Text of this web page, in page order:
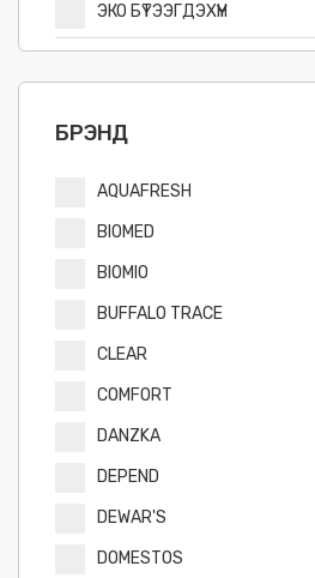
ЭКО БҮТЭЭГДЭХҮҮН
БРЭНД
AQUAFRESH
BIOMED
BIOMIO
BUFFALO TRACE
CLEAR
COMFORT
DANZKA
DEPEND
DEWAR'S
DOMESTOS